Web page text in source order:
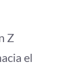
Z
el